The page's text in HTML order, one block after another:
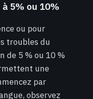
5% ou 10%
ou pour
troubles du
de 5 % ou 10 %
une
par
observez